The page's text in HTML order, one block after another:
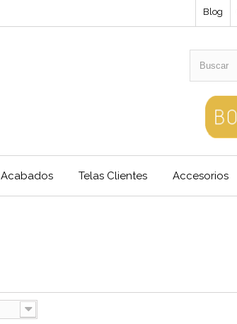
Blog
Acabados Telas Clientes Accesorios